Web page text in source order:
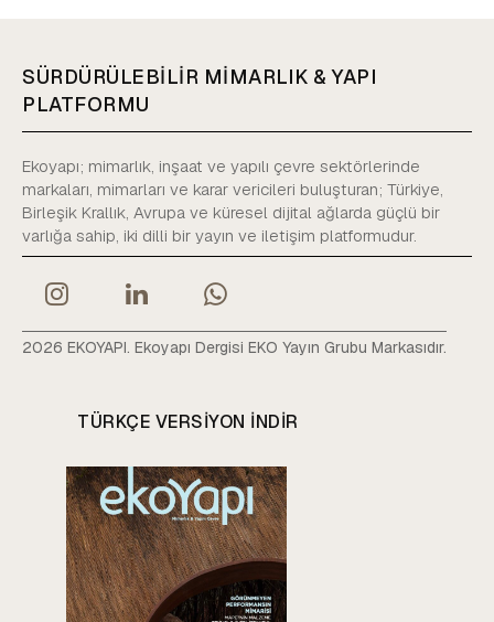
SÜRDÜRÜLEBİLİR MİMARLIK & YAPI
PLATFORMU
Ekoyapı; mimarlık, inşaat ve yapılı çevre sektörlerinde
markaları, mimarları ve karar vericileri buluşturan; Türkiye,
Birleşik Krallık, Avrupa ve küresel dijital ağlarda güçlü bir
varlığa sahip, iki dilli bir yayın ve iletişim platformudur.
2026 EKOYAPI. Ekoyapı Dergisi EKO Yayın Grubu Markasıdır.
TÜRKÇE VERSIYON INDIR